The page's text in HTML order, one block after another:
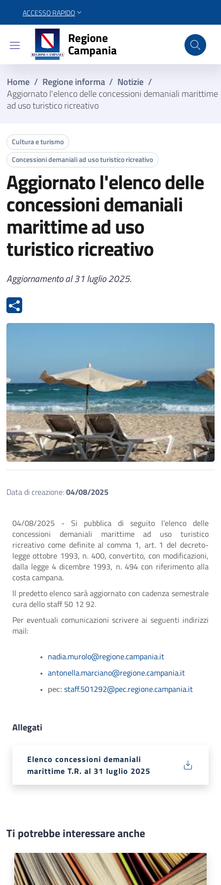
ACCESSO RAPIDO
Regione Campania
Regione
Campania
Home / Regione informa / Notizie /
Aggiornato l'elenco delle concessioni demaniali marittime
ad uso turistico ricreativo
Cultura e turismo
Concessioni demaniali ad uso turistico ricreativo
Aggiornato l'elenco delle
concessioni demaniali
marittime ad uso
turistico ricreativo
Aggiornamento al 31 luglio 2025.
Data di creazione:04/08/2025
04/08/2025 - Si pubblica di seguito l’elenco delle
concessioni demaniali marittime ad uso turistico
ricreativo come definite al comma 1, art. 1 del decreto-
legge ottobre 1993, n. 400, convertito, con modificazioni,
dalla legge 4 dicembre 1993, n. 494 con riferimento alla
costa campana.
Il predetto elenco sarà aggiornato con cadenza semestrale
cura dello staff 50 12 92.
Per eventuali comunicazioni scrivere ai seguenti indirizzi
mail:
nadia.murolo@regione.campania.it
antonella.marciano@regione.campania.it
pec: staff.501292@pec.regione.campania.it
Allegati
Elenco concessioni demaniali
marittime T.R. al 31 luglio 2025
Ti potrebbe interessare anche